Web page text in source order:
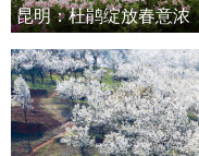
昆明：杜鹃绽放春意浓